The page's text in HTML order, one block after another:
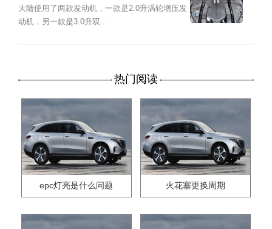
大陆使用了两款发动机，一款是2.0升涡轮增压发
动机，另一款是3.0升双...
热门阅读
epc灯亮是什么问题 火花塞更换周期